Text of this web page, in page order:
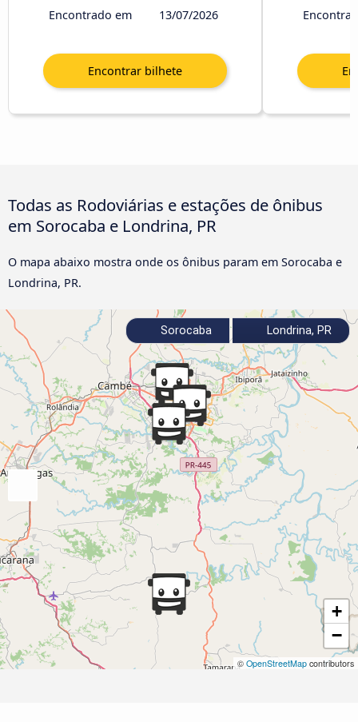
Encontrado em
13/07/2026
Todas as Rodoviárias e estações de ônibus
em Sorocaba e Londrina, PR
O mapa abaixo mostra onde os ônibus param em Sorocaba e
Londrina, PR.
+
−
© OpenStreetMap contributors
Sorocaba Londrina, PR